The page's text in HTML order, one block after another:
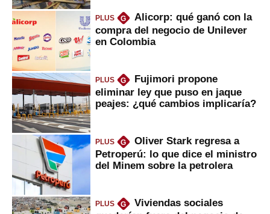
PLUS G
Alicorp: qué ganó con la
compra del negocio de Unilever
en Colombia
PLUS G
Fujimori propone
eliminar ley que puso en jaque
peajes: ¿qué cambios implicaría?
PLUS G
Oliver Stark regresa a
Petroperú: lo que dice el ministro
del Minem sobre la petrolera
PLUS G
Viviendas sociales